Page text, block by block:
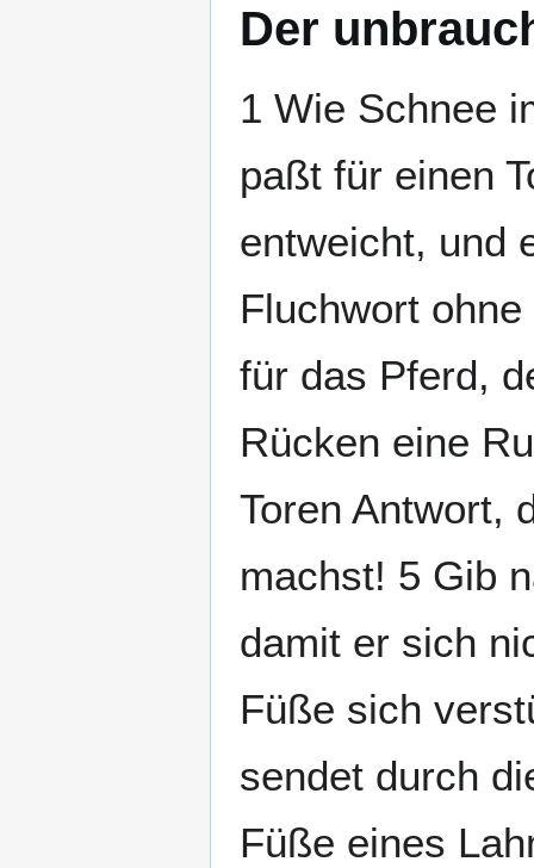
Der
1 Wie Schnee
paßt für einen
entweicht, und
Fluchwort
für das Pferd,
Rücken eine
Toren Antwort,
machst! 5 Gib
damit er sich
Füße sich
sendet durch
Füße eines